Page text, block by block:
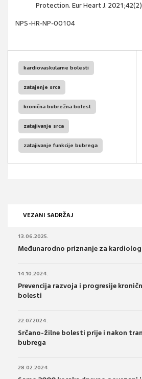
Protection. Eur Heart J.
NPS-HR-NP-00104
kardiovaskularne bolesti
zatajenje srca
kronična bubrežna bolest
zatajivanje srca
zatajivanje funkcije bubrega
VEZANI SADRŽAJ
13.06.2025.
Međunarodno priznanje za
14.10.2024.
Prevencija razvoja i progresije
bolesti
22.07.2024.
Srčano-žilne bolesti prije i nakon
bubrega
28.02.2024.